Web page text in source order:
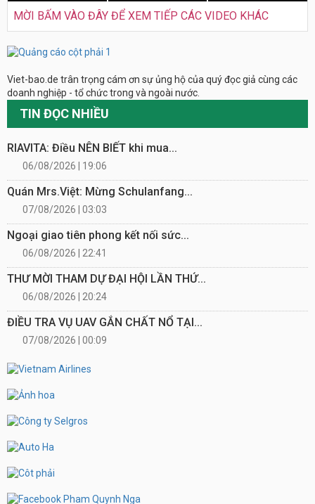
MỜI BẤM VÀO ĐÂY ĐỂ XEM TIẾP CÁC VIDEO KHÁC
Viet-bao.de trân trọng cám ơn sự ủng hộ của quý đọc giả cùng các
doanh nghiệp - tổ chức trong và ngoài nước.
TIN ĐỌC NHIỀU
RIAVITA: Điều NÊN BIẾT khi mua...
06/08/2026 | 19:06
Quán Mrs.Việt: Mừng Schulanfang...
07/08/2026 | 03:03
Ngoại giao tiên phong kết nối sức...
06/08/2026 | 22:41
THƯ MỜI THAM DỰ ĐẠI HỘI LẦN THỨ...
06/08/2026 | 20:24
ĐIỀU TRA VỤ UAV GẮN CHẤT NỔ TẠI...
07/08/2026 | 00:09